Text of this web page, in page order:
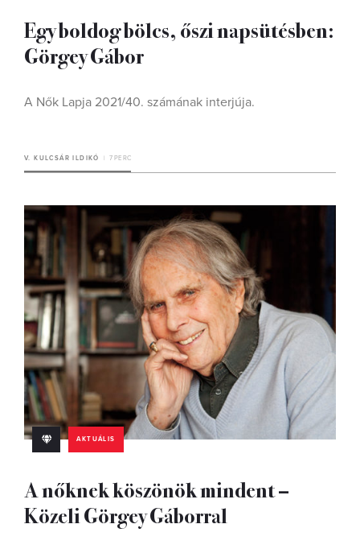
Egy boldog bölcs, őszi napsütésben:
Görgey Gábor
A Nők Lapja 2021/40. számának interjúja.
V. KULCSÁR ILDIKÓ 7 PERC
AKTUÁLIS
A nőknek köszönök mindent –
Közeli Görgey Gáborral